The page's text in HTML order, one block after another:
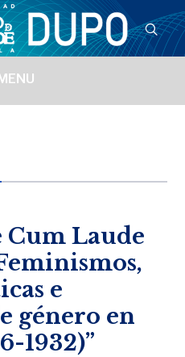
Cum Laude
e
género en
1932)”